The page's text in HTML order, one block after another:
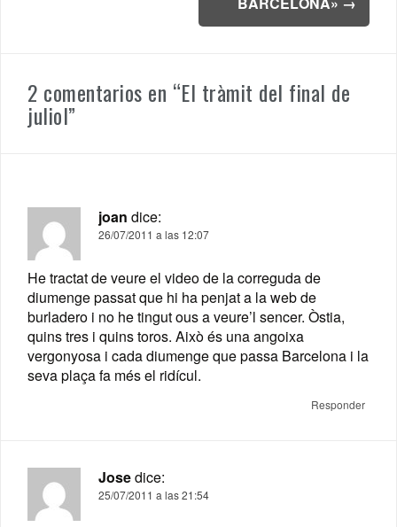
2 comentarios en “El tràmit del final de
juliol”
joan dice:
26/07/2011 a las 12:07
He tractat de veure el video de la correguda de
diumenge passat que hi ha penjat a la web de
burladero i no he tingut ous a veure’l sencer. Òstia,
quins tres i quins toros. Això és una angoixa
vergonyosa i cada diumenge que passa Barcelona i la
seva plaça fa més el ridícul.
Responder
Josedice:
25/07/2011 a las 21:54